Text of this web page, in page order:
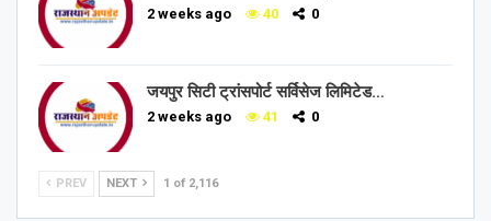
2 weeks ago 40 0
जयपुर सिटी ट्रांसपोर्ट सर्विसेज लिमिटेड…
2 weeks ago 41 0
PREV NEXT 1 of 2,116